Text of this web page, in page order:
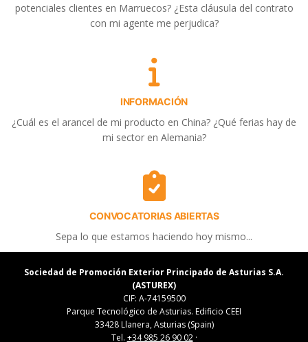
potenciales clientes en Marruecos? ¿Esta cláusula del contrato
con mi agente me perjudica?
INFORMACIÓN
¿Cuál es el arancel de mi producto en China? ¿Qué ferias hay de
mi sector en Alemania?
CONVOCATORIAS ABIERTAS
Sepa lo que estamos haciendo hoy mismo...
Sociedad de Promoción Exterior Principado de Asturias S.A.
(ASTUREX)
CIF: A-74159500
Parque Tecnológico de Asturias. Edificio CEEI
33428 Llanera, Asturias (Spain)
Tel. +34 985 26 90 02·